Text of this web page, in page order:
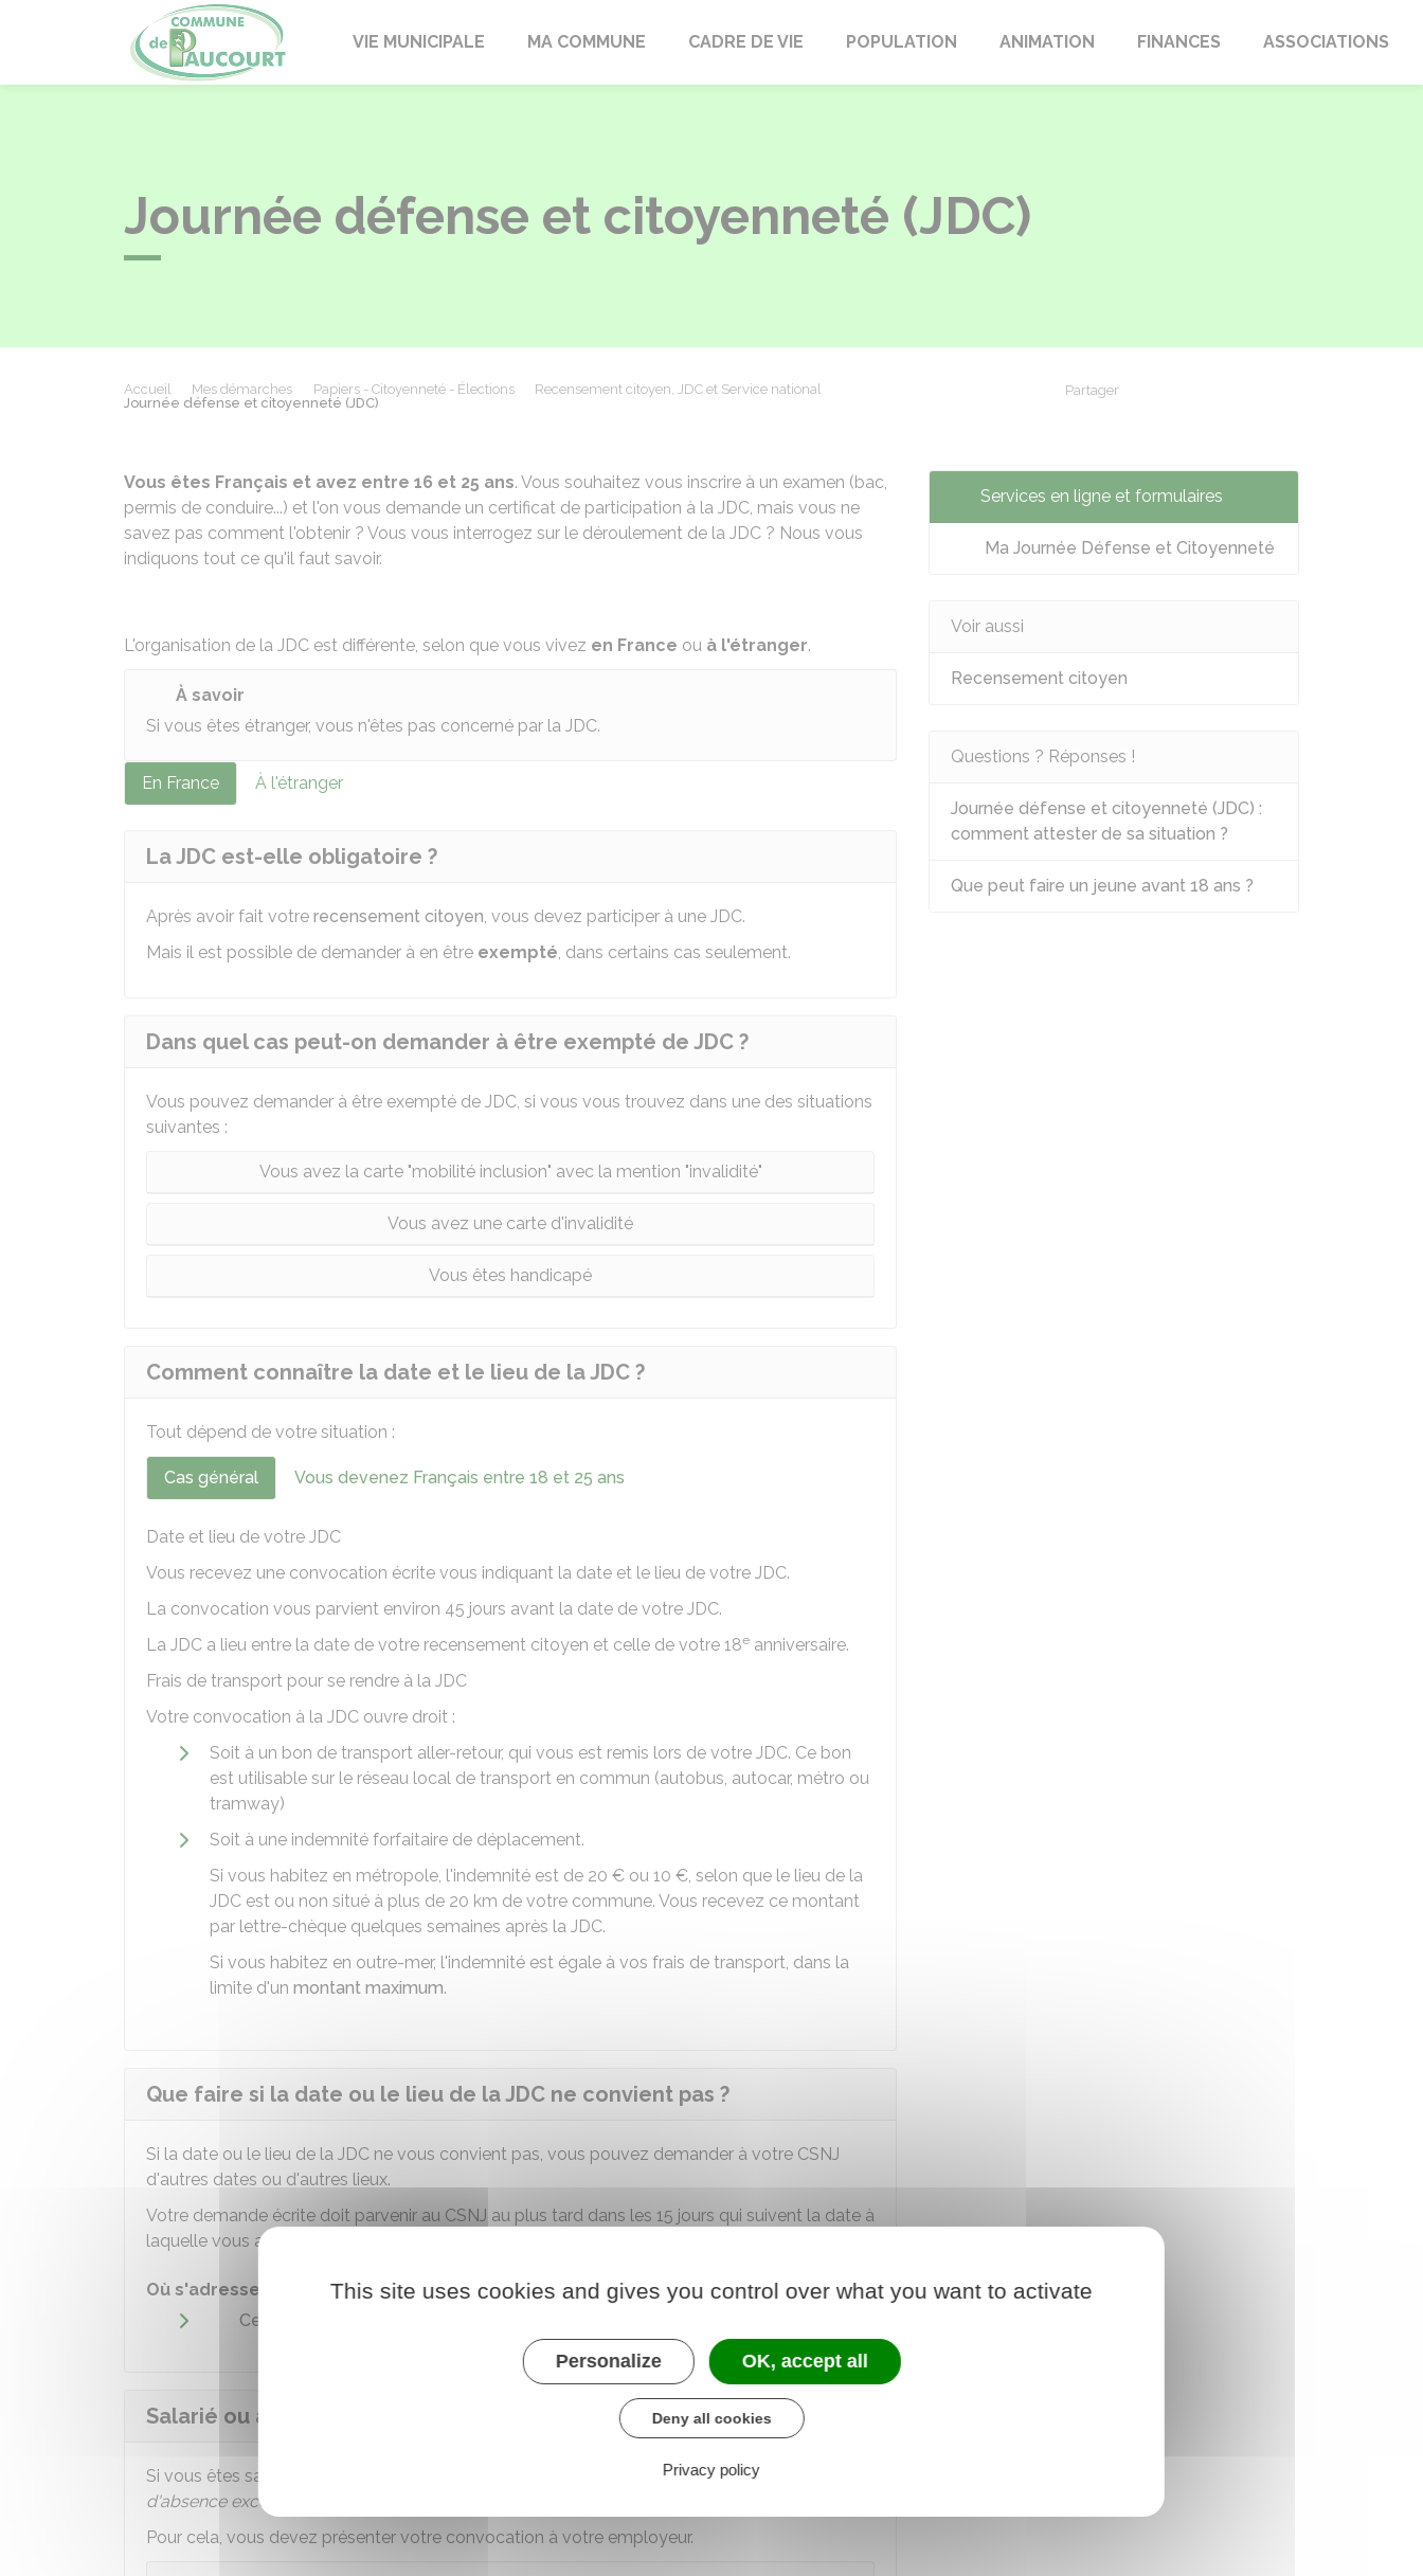
PaucourtVIE MUNICIPALE MA COMMUNE CADRE DE VIE POPULATION ANIMATION FINANCES ASSOCIATIONS
Journée défense et citoyenneté (JDC)
Accueil Mes démarches Papiers - Citoyenneté - Élections
Recensement citoyen, JDC et Service national
Journée défense et citoyenneté (JDC)
Partager
Vous êtes Français et avez entre 16 et 25 ans. Vous souhaitez vous inscrire à un examen (bac,
permis de conduire...) et l'on vous demande un certificat de participation à la JDC, mais vous ne
savez pas comment l'obtenir ? Vous vous interrogez sur le déroulement de la JDC ? Nous vous
indiquons tout ce qu'il faut savoir.
L'organisation de la JDC est différente, selon que vous vivez en France ou à l'étranger.
À savoir
Si vous êtes étranger, vous n'êtes pas concerné par la JDC.
En France À l'étranger
La JDC est-elle obligatoire ?
Après avoir fait votre recensement citoyen, vous devez participer à une JDC.
Mais il est possible de demander à en être exempté, dans certains cas seulement.
Dans quel cas peut-on demander à être exempté de JDC ?
Vous pouvez demander à être exempté de JDC, si vous vous trouvez dans une des situations
suivantes :
Vous avez la carte "mobilité inclusion" avec la mention "invalidité"
Vous avez une carte d'invalidité
Vous êtes handicapé
Comment connaître la date et le lieu de la JDC ?
Tout dépend de votre situation :
Cas général Vous devenez Français entre 18 et 25 ans
Date et lieu de votre JDC
Vous recevez une convocation écrite vous indiquant la date et le lieu de votre JDC.
La convocation vous parvient environ 45 jours avant la date de votre JDC.
La JDC a lieu entre la date de votre recensement citoyen et celle de votre 18e anniversaire.
Frais de transport pour se rendre à la JDC
Votre convocation à la JDC ouvre droit :
Soit à un bon de transport aller-retour, qui vous est remis lors de votre JDC. Ce bon
est utilisable sur le réseau local de transport en commun (autobus, autocar, métro ou
tramway)
Soit à une indemnité forfaitaire de déplacement.
Si vous habitez en métropole, l'indemnité est de 20 € ou 10 €, selon que le lieu de la
JDC est ou non situé à plus de 20 km de votre commune. Vous recevez ce montant
par lettre-chèque quelques semaines après la JDC.
Si vous habitez en outre-mer, l'indemnité est égale à vos frais de transport, dans la
limite d'un montant maximum.
Que faire si la date ou le lieu de la JDC ne convient pas ?
Si la date ou le lieu de la JDC ne vous convient pas, vous pouvez demander à votre CSNJ
d'autres dates ou d'autres lieux.
Votre demande écrite doit parvenir au CSNJ au plus tard dans les 15 jours qui suivent la date à
laquelle vous avez reçu votre convocation.
Où s'adresser ?
Centres du service national et de la jeunesse (CSNJ)
Salarié ou apprenti : comment s'absenter pour la JDC ?
Si vous êtes salarié ou apprenti, votre convocation vous donne droit à uneautorisation
d'absence exceptionnelle
Pour cela, vous devez présenter votre convocation à votre employeur.
Services en ligne et formulaires
Ma Journée Défense et Citoyenneté
Voir aussi
Recensement citoyen
Questions ? Réponses !
Journée défense et citoyenneté (JDC) :
comment attester de sa situation ?
Que peut faire un jeune avant 18 ans ?
This site uses cookies and gives you control over what you want to activate
Personalize OK, accept all
Deny all cookies
Privacy policy